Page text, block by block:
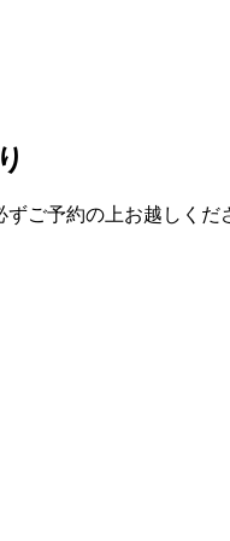
ご予約の上お越しくだ